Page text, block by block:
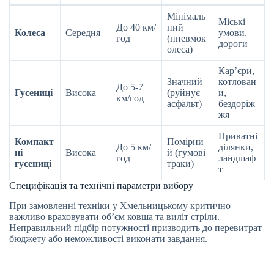
Колеса Середня
До 40 км/
год
Мінімаль
ний
(пневмок
олеса)
Міські
умови,
дороги
Гусениці Висока
До 5-7
км/год
Значний
(руйнує
асфальт)
Кар’єри,
котлован
и,
бездоріж
жя
Компакт
ні
гусениці
Висока
До 5 км/
год
Помірни
й (гумові
траки)
Приватні
ділянки,
ландшаф
т
Специфікація та технічні параметри вибору
При замовленні техніки у Хмельницькому критично
важливо враховувати об’єм ковша та виліт стріли.
Неправильний підбір потужності призводить до перевитрат
бюджету або неможливості виконати завдання.